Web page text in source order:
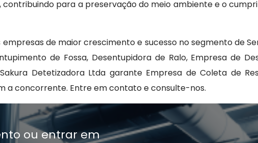
para a preservação do meio ambiente e o
de maior crescimento e sucesso no segmento de
de Fossa, Desentupidora de Ralo, Empresa de
Detetizadora Ltda garante Empresa de Coleta de
a concorrente. Entre em contato e consulte-nos.
ou entrar em